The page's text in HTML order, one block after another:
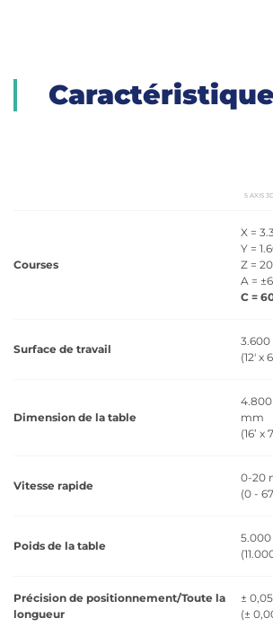
5 AXIS
Courses
X =
Y =
Z =
A =
C =
Surface de travail
(12' x
Dimension de la table
4.800
mm
(16’ x
Vitesse rapide
0-20
(0 -
Poids de la table
5.000
Précision de positionnement/Toute la
longueur
±
(±